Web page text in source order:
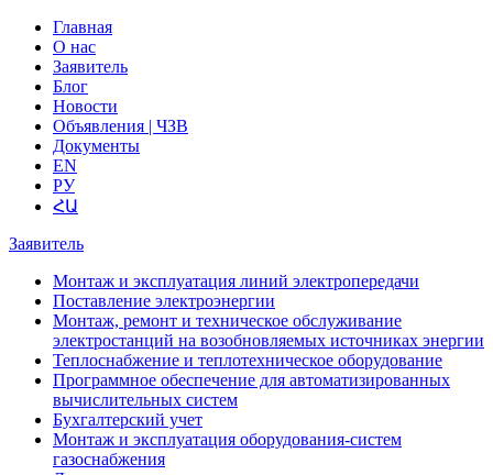
Главная
О нас
Заявитель
Блог
Новости
Объявления | ЧЗВ
Документы
EN
РУ
ՀԱ
Заявитель
Монтаж и эксплуатация линий электропередачи
Поставление электроэнергии
Монтаж, ремонт и техническое обслуживание
электростанций на возобновляемых источниках энергии
Теплоснабжение и теплотехническое оборудование
Программное обеспечение для автоматизированных
вычислительных систем
Бухгалтерский учет
Монтаж и эксплуатация оборудования-систем
газоснабжения